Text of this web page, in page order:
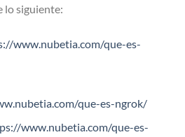
lo siguiente:
www.nubetia.com/que-es-
que-es-ngrok/
www.nubetia.com/que-es-